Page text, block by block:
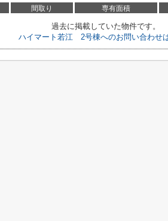
間取り 専有面積
過去に掲載していた物件です。
ハイマート若江 2号棟へのお問い合わせ